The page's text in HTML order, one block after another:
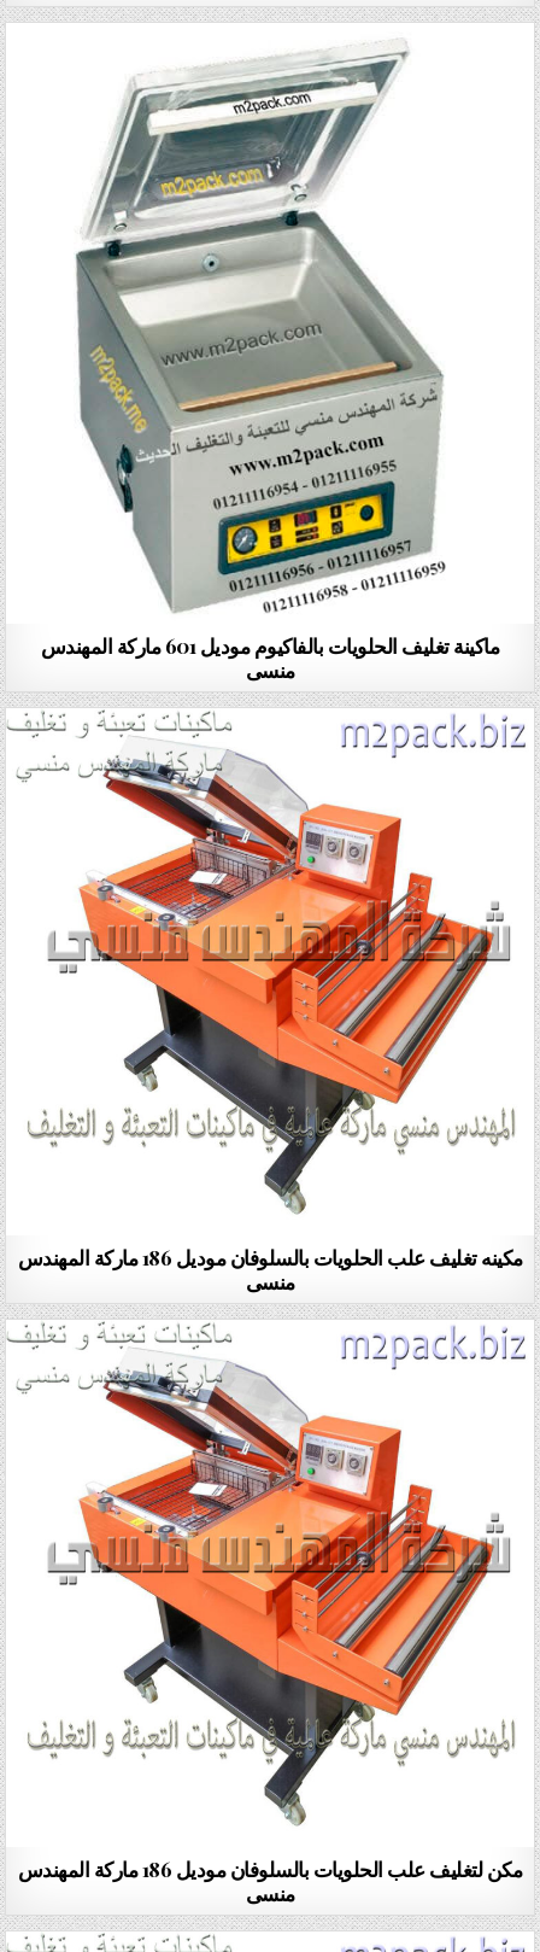
ماكينة تغليف الحلويات بالفاكيوم موديل 601 ماركة المهندس
منسى
مكينه تغليف علب الحلويات بالسلوفان موديل 186 ماركة المهندس
منسى
مكن لتغليف علب الحلويات بالسلوفان موديل 186 ماركة المهندس
منسى